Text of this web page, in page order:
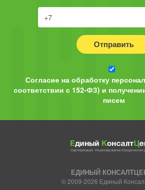
Отправить
Согласие на обработку
соответствии с 152-ФЗ) и
писем
ЕДИНЫЙ
© 2009-2026 Единый